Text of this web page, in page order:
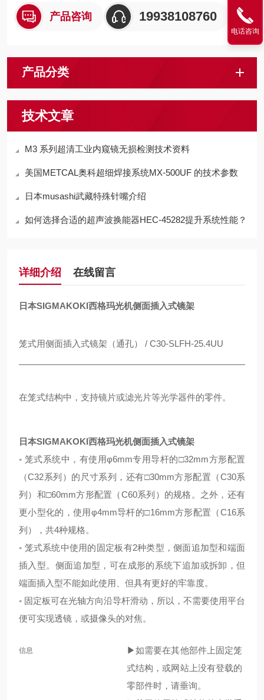
产品咨询 19938108760
产品分类
技术文章
M3 系列超清工业内窥镜无损检测技术资料
美国METCAL奥科超细焊接系统MX-500UF 的技术参数
日本musashi武藏特殊针嘴介绍
如何选择合适的超声波换能器HEC-45282提升系统性能？
详细介绍 在线留言
日本SIGMAKOKI西格玛光机侧面插入式镜架
笼式用侧面插入式镜架（通孔） / C30-SLFH-25.4UU
在笼式结构中，支持镜片或滤光片等光学器件的零件。
日本SIGMAKOKI西格玛光机侧面插入式镜架
◦ 笼式系统中，有使用φ6mm专用导杆的□32mm方形配置
（C32系列）的尺寸系列，还有□30mm方形配置（C30系
列）和□60mm方形配置（C60系列）的规格。之外，还有
更小型化的，使用φ4mm导杆的□16mm方形配置（C16系
列），共4种规格。
◦ 笼式系统中使用的固定板有2种类型，侧面追加型和端面
插入型。侧面追加型，可在成形的系统下追加或拆卸，但
端面插入型不能如此使用、但具有更好的牢靠度。
◦ 固定板可在光轴方向沿导杆滑动，所以，不需要使用平台
便可实现透镜，或摄像头的对焦。
信息
▶如需要在其他部件上固定笼
式结构，或网站上没有登载的
零部件时，请垂询。
电话咨询